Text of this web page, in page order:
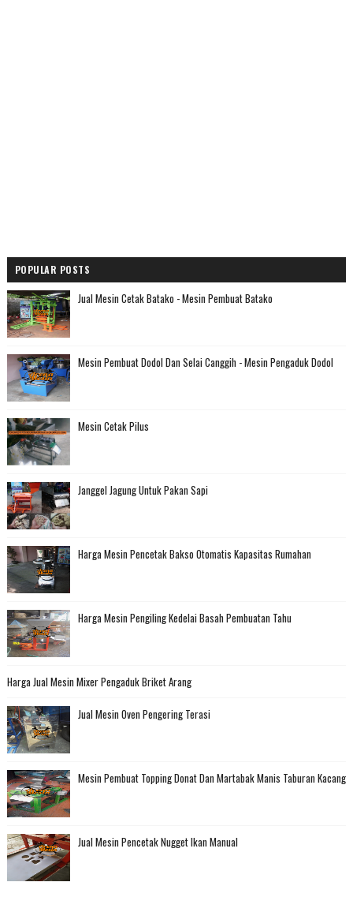
POPULAR POSTS
Jual Mesin Cetak Batako - Mesin Pembuat Batako
Mesin Pembuat Dodol Dan Selai Canggih - Mesin Pengaduk Dodol
Mesin Cetak Pilus
Janggel Jagung Untuk Pakan Sapi
Harga Mesin Pencetak Bakso Otomatis Kapasitas Rumahan
Harga Mesin Pengiling Kedelai Basah Pembuatan Tahu
Harga Jual Mesin Mixer Pengaduk Briket Arang
Jual Mesin Oven Pengering Terasi
Mesin Pembuat Topping Donat Dan Martabak Manis Taburan Kacang
Jual Mesin Pencetak Nugget Ikan Manual